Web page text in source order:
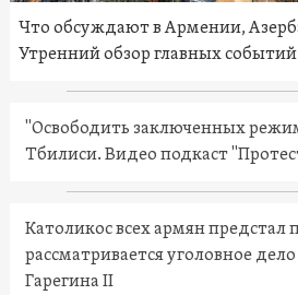
Что обсуждают в Армении,
Утренний обзор главных
"Освободить заключенных
Тбилиси. Видео подкаст
Католикос всех армян предстал
рассматривается уголовное
Гарегина II